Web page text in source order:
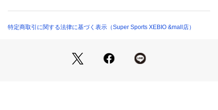
さを添えてくれる。
一体感を感じられるこのスカーフは、ファンウェアコレクショ
ンの定番アイテム。
特定商取引に関する法律に基づく表示（Super Sports XEBIO &mall店）